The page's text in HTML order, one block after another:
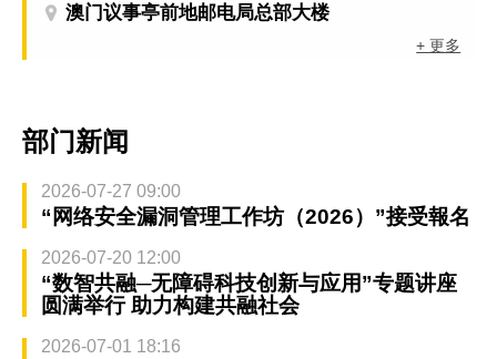
澳门议事亭前地邮电局总部大楼
+ 更多
部门新闻
2026-07-27 09:00
“网络安全漏洞管理工作坊（2026）”接受報名
2026-07-20 12:00
“数智共融─无障碍科技创新与应用”专题讲座
圆满举行 助力构建共融社会
2026-07-01 18:16